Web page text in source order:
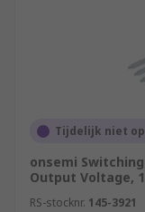
Tijdelijk niet
onsemi
Output Voltage,
RS-stocknr. 145-3921